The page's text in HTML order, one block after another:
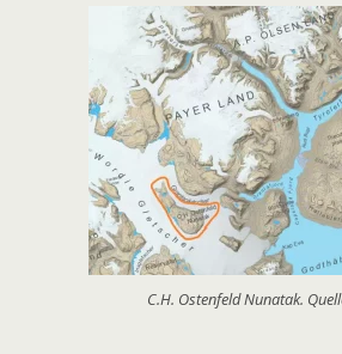
C.H. Ostenfeld Nunatak.